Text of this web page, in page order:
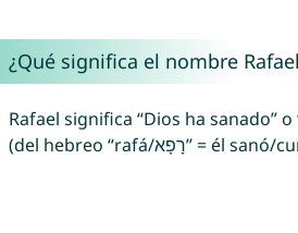
¿Qué significa el nombre
Rafael significa “Dios ha sanado”